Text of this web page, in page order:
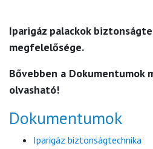
Iparigáz palackok
megfelelősége.
Bővebben a Dokumentumok
olvasható!
Dokumentumok
Iparigáz biztonságtechnika